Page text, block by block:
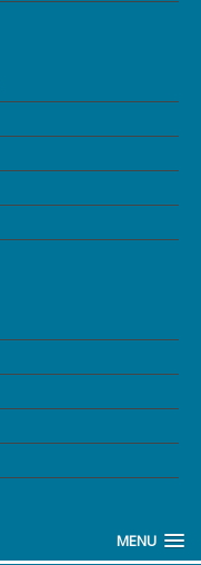
MENU